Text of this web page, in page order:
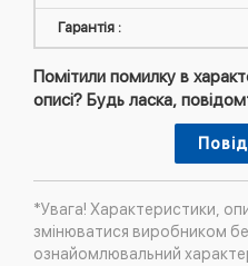
Гарантія :
Помітили помилку в
описі? Будь ласка,
*Увага! Характеристики,
змінюватися виробником
ознайомлювальний